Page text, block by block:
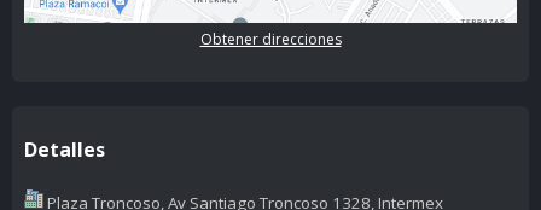
Obtener direcciones
Detalles
Plaza Troncoso, Av Santiago Troncoso 1328, Intermex